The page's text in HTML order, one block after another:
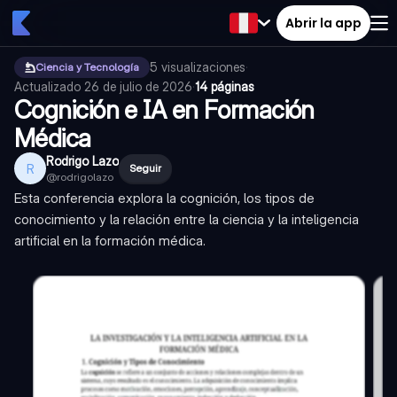
Abrir la app
Ciencia y Tecnología 5 visualizaciones·
Actualizado 26 de julio de 2026·14 páginas
Cognición e IA en Formación
Médica
R Rodrigo Lazo
@rodrigolazo
Seguir
Esta conferencia explora la cognición, los tipos de
conocimiento y la relación entre la ciencia y la inteligencia
artificial en la formación médica.